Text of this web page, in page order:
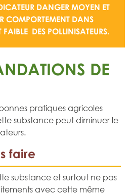
DANGER MOYEN ET
COMPORTEMENT DANS
FAIBLE DES POLLINISATEURS.
DE
pratiques agricoles
substance peut diminuer le
faire
substance et surtout ne pas
avec cette même